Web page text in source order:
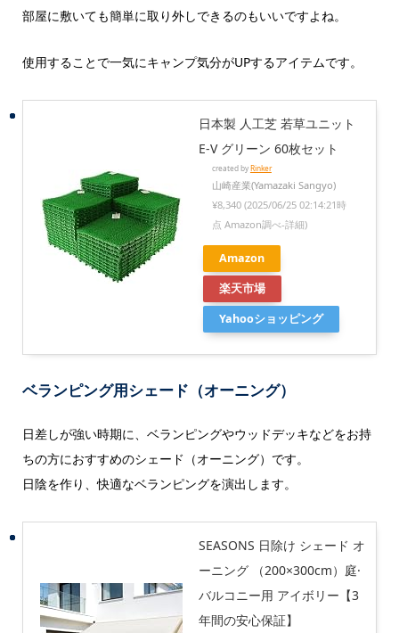
部屋に敷いても簡単に取り外しできるのもいいですよね。
使用することで一気にキャンプ気分がUPするアイテムです。
日本製 人工芝 若草ユニット
E-V グリーン 60枚セット
created byRinker
山崎産業(Yamazaki Sangyo)
¥8,340 (2025/06/25 02:14:21時
点 Amazon調べ-詳細)
Amazon
楽天市場
Yahooショッピング
ベランピング用シェード（オーニング）
日差しが強い時期に、ベランピングやウッドデッキなどをお持
ちの方におすすめのシェード（オーニング）です。
日陰を作り、快適なベランピングを演出します。
SEASONS 日除け シェード オ
ーニング （200×300cm）庭·
バルコニー用 アイボリー【3
年間の安心保証】